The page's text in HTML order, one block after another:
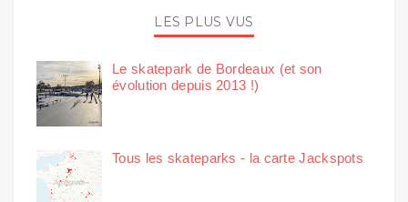
LES PLUS VUS
Le skatepark de Bordeaux (et son
évolution depuis 2013 !)
Tous les skateparks - la carte Jackspots